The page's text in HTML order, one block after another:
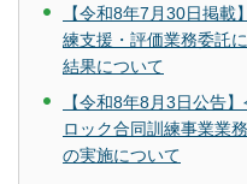
【令和8年7月30日掲載
練支援・評価業務委託
結果について
【令和8年8月3日公告
ロック合同訓練事業業
の実施について